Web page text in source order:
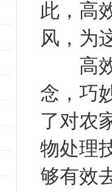
此，高
风，为
高效
念，巧
了对农
物处理
够有效